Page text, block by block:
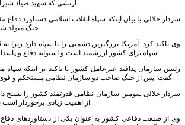
ارتشی که شهید صیاد شیرازی را تقدیم انقلاب می کند.
سردار جلالی با بیان اینکه سپاه انقلاب اسلامی دستاورد
جنگ متولد شد، رشد کرد و به بلوغ رسید.
وی تاکید کرد: آمریکا بزرگترین دشمنی را با سپاه دارد زیرا
سپاه برای کشور ارزشمند است و استوانه دفاع و پاسداری از انقلاب و کشور است.
رئیس سازمان پدافند غیرعامل کشور با تاکید بر اینکه
گفت: پس از جنگ صاحب دو سازمان نظامی مستحکم و قوی به نام سپاه و ارتش شدیم.
سردار جلالی سومین سازمان نظامی قدرتمند کشور را
از اهمیت زیادی برخوردار است به این دلیل بسیج متولد شد.
وی از صنعت دفاعی کشور به عنوان یکی از دستاوردهای